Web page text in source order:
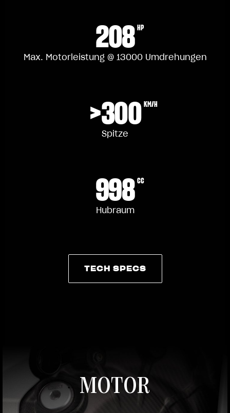
208 HP
Max. Motorleistung @ 13000 Umdrehungen
>300 KM/H
Spitze
998 CC
Hubraum
TECH SPECS
MOTOR